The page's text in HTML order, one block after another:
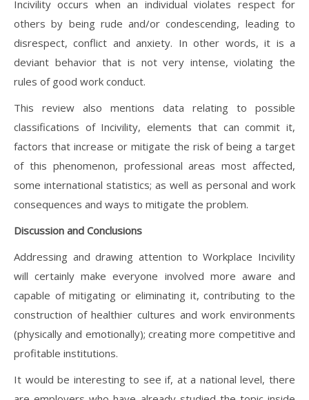
Incivility occurs when an individual violates respect for
others by being rude and/or condescending, leading to
disrespect, conflict and anxiety. In other words, it is a
deviant behavior that is not very intense, violating the
rules of good work conduct.
This review also mentions data relating to possible
classifications of Incivility, elements that can commit it,
factors that increase or mitigate the risk of being a target
of this phenomenon, professional areas most affected,
some international statistics; as well as personal and work
consequences and ways to mitigate the problem.
Discussion and Conclusions
Addressing and drawing attention to Workplace Incivility
will certainly make everyone involved more aware and
capable of mitigating or eliminating it, contributing to the
construction of healthier cultures and work environments
(physically and emotionally); creating more competitive and
profitable institutions.
It would be interesting to see if, at a national level, there